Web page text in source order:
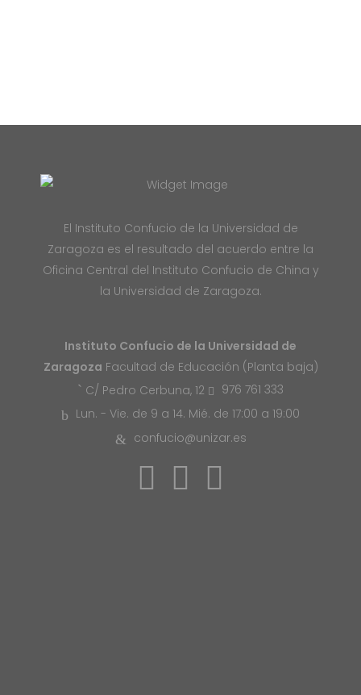
El Instituto Confucio de la Universidad de
Zaragoza es el resultado del acuerdo entre la
Oficina Central del Instituto Confucio de China y
la Universidad de Zaragoza.
Instituto Confucio de la Universidad de
Zaragoza Facultad de Educación (Planta baja)
C/ Pedro Cerbuna, 12
976 761 333
Lun. - Vie. de 9 a 14. Mié. de 17:00 a 19:00
confucio@unizar.es